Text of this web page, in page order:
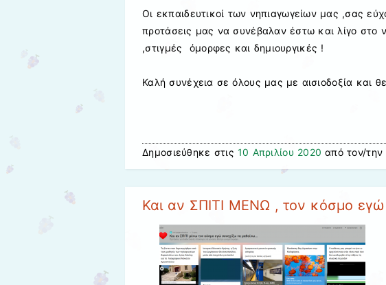
Οι εκπαιδευτικοί των νηπιαγωγείων μας ,σας
προτάσεις μας να συνέβαλαν έστω και λίγο στο
,στιγμές όμορφες και δημιουργικές !
Καλή συνέχεια σε όλους μας με αισιοδοξία και
Δημοσιεύθηκε στις 10 Απριλίου 2020 από τον/την
Και αν ΣΠΙΤΙ ΜΕΝΩ , τον κόσμο